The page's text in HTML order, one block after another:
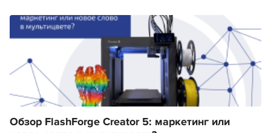
Обзор FlashForge Creator 5: маркетинг или